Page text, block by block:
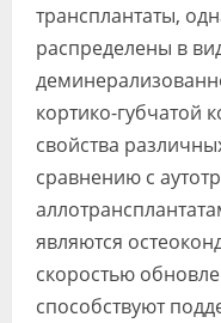
трансплантаты,
распределены в
кортико-губчатой
свойства
сравнению с
являются
скоростью
способствуют